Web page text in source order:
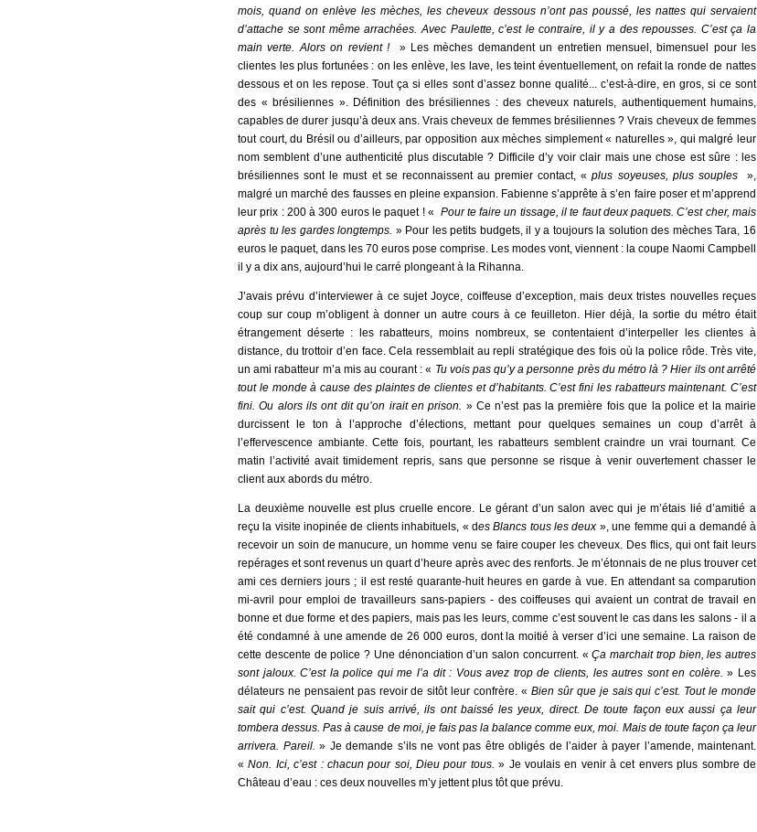
mois, quand on enlève les mèches, les cheveux dessous n’ont pas poussé, les nattes qui servaient
d’attache se sont même arrachées. Avec Paulette, c’est le contraire, il y a des repousses. C’est ça la
main verte. Alors on revient !
» Les mèches demandent un entretien mensuel, bimensuel pour les
clientes les plus fortunées : on les enlève, les lave, les teint éventuellement, on refait la ronde de nattes
dessous et on les repose. Tout ça si elles sont d’assez bonne qualité... c’est-à-dire, en gros, si ce sont
des « brésiliennes ». Définition des brésiliennes : des cheveux naturels, authentiquement humains,
capables de durer jusqu’à deux ans. Vrais cheveux de femmes brésiliennes ? Vrais cheveux de femmes
tout court, du Brésil ou d’ailleurs, par opposition aux mèches simplement « naturelles », qui malgré leur
nom semblent d’une authenticité plus discutable ? Difficile d’y voir clair mais une chose est sûre : les
brésiliennes sont le must et se reconnaissent au premier contact, «plus soyeuses, plus souples
»,
malgré un marché des fausses en pleine expansion. Fabienne s’apprête à s’en faire poser et m’apprend
leur prix : 200 à 300 euros le paquet ! « Pour te faire un tissage, il te faut deux paquets. C’est cher, mais
après tu les gardes longtemps. » Pour les petits budgets, il y a toujours la solution des mèches Tara, 16
euros le paquet, dans les 70 euros pose comprise. Les modes vont, viennent : la coupe Naomi Campbell
il y a dix ans, aujourd’hui le carré plongeant à la Rihanna.
J’avais prévu d’interviewer à ce sujet Joyce, coiffeuse d’exception, mais deux tristes nouvelles reçues
coup sur coup m’obligent à donner un autre cours à ce feuilleton. Hier déjà, la sortie du métro était
étrangement déserte : les rabatteurs, moins nombreux, se contentaient d’interpeller les clientes à
distance, du trottoir d’en face. Cela ressemblait au repli stratégique des fois où la police rôde. Très vite,
un ami rabatteur m’a mis au courant : « Tu vois pas qu’y a personne près du métro là ? Hier ils ont arrêté
tout le monde à cause des plaintes de clientes et d’habitants. C’est fini les rabatteurs maintenant. C’est
fini. Ou alors ils ont dit qu’on irait en prison. » Ce n’est pas la première fois que la police et la mairie
durcissent le ton à l’approche d’élections, mettant pour quelques semaines un coup d’arrêt à
l’effervescence ambiante. Cette fois, pourtant, les rabatteurs semblent craindre un vrai tournant. Ce
matin l’activité avait timidement repris, sans que personne se risque à venir ouvertement chasser le
client aux abords du métro.
La deuxième nouvelle est plus cruelle encore. Le gérant d’un salon avec qui je m’étais lié d’amitié a
reçu la visite inopinée de clients inhabituels, « des Blancs tous les deux », une femme qui a demandé à
recevoir un soin de manucure, un homme venu se faire couper les cheveux. Des flics, qui ont fait leurs
repérages et sont revenus un quart d’heure après avec des renforts. Je m’étonnais de ne plus trouver cet
ami ces derniers jours ; il est resté quarante-huit heures en garde à vue. En attendant sa comparution
mi-avril pour emploi de travailleurs sans-papiers - des coiffeuses qui avaient un contrat de travail en
bonne et due forme et des papiers, mais pas les leurs, comme c’est souvent le cas dans les salons - il a
été condamné à une amende de 26 000 euros, dont la moitié à verser d’ici une semaine. La raison de
cette descente de police ? Une dénonciation d’un salon concurrent. «Ça marchait trop bien, les autres
sont jaloux. C’est la police qui me l’a dit : Vous avez trop de clients, les autres sont en colère. » Les
délateurs ne pensaient pas revoir de sitôt leur confrère. « Bien sûr que je sais qui c’est. Tout le monde
sait qui c’est. Quand je suis arrivé, ils ont baissé les yeux, direct. De toute façon eux aussi ça leur
tombera dessus. Pas à cause de moi, je fais pas la balance comme eux, moi. Mais de toute façon ça leur
arrivera. Pareil. » Je demande s’ils ne vont pas être obligés de l’aider à payer l’amende, maintenant.
«Non. Ici, c’est : chacun pour soi, Dieu pour tous. » Je voulais en venir à cet envers plus sombre de
Château d’eau : ces deux nouvelles m’y jettent plus tôt que prévu.